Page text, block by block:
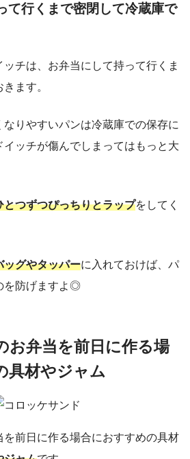
て行くまで密閉して冷蔵庫で
チは、お弁当にして持って行くま
ます。
りやすいパンは冷蔵庫での保存に
ッチが傷んでしまってはもっと大
とつずつぴっちりとラップをしてく
ッグやタッパーに入れておけば、パ
を防げますよ◎
お弁当を前日に作る場
具材やジャム
前日に作る場合におすすめの具材